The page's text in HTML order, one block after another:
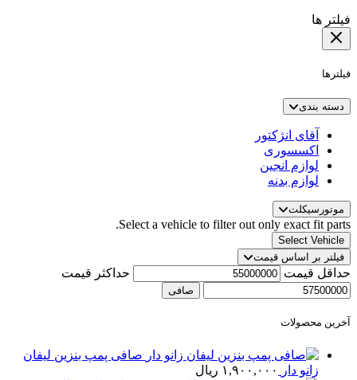
فیلتر ها
فیلترها
دسته بندی
آقای انژکتور
اکسسوری
لوازم انجین
لوازم بدنه
موتورسیکلت
Select a vehicle to filter out only exact fit parts.
Select Vehicle
فیلتر بر اساس قیمت
حداقل قیمت حداكثر قيمت
صافی
آخرین محصولات
صافی پمپ بنزین لیفان
زانو دار
۱,۹۰۰,۰۰۰ ریال